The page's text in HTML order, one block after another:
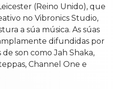
(Reino Unido), que
no Vibronics Studio,
a súa música. As súas
difundidas por
son como Jah Shaka,
Channel One e